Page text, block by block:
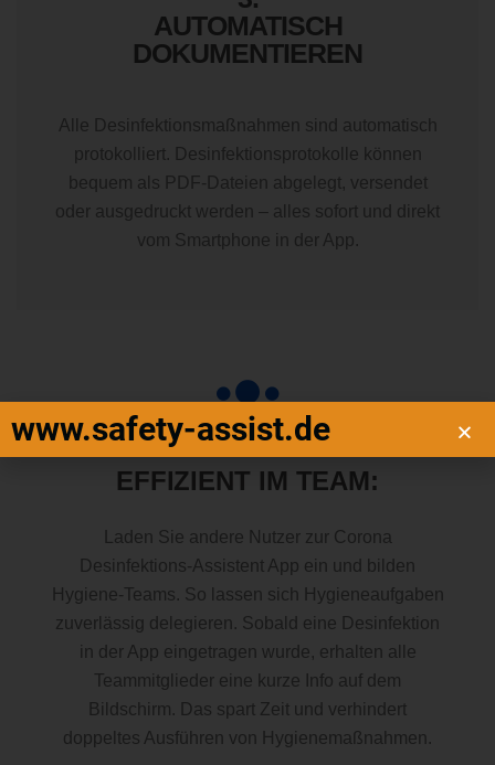
AUTOMATISCH
DOKUMENTIEREN
Alle Desinfektionsmaßnahmen sind automatisch
protokolliert. Desinfektionsprotokolle können
bequem als PDF-Dateien abgelegt, versendet
oder ausgedruckt werden – alles sofort und direkt
vom Smartphone in der App.
EFFIZIENT IM TEAM:
Laden Sie andere Nutzer zur Corona
Desinfektions-Assistent App ein und bilden
Hygiene-Teams. So lassen sich Hygieneaufgaben
zuverlässig delegieren. Sobald eine Desinfektion
in der App eingetragen wurde, erhalten alle
Teammitglieder eine kurze Info auf dem
Bildschirm. Das spart Zeit und verhindert
doppeltes Ausführen von Hygienemaßnahmen.
www.safety-assist.de